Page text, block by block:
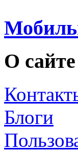
О сайте
Блоги